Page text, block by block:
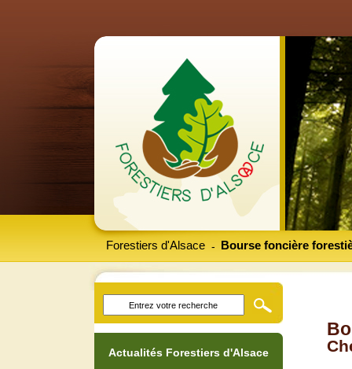
Forestiers d'Alsace Bourse foncière
-
Actualités Forestiers d'Alsace